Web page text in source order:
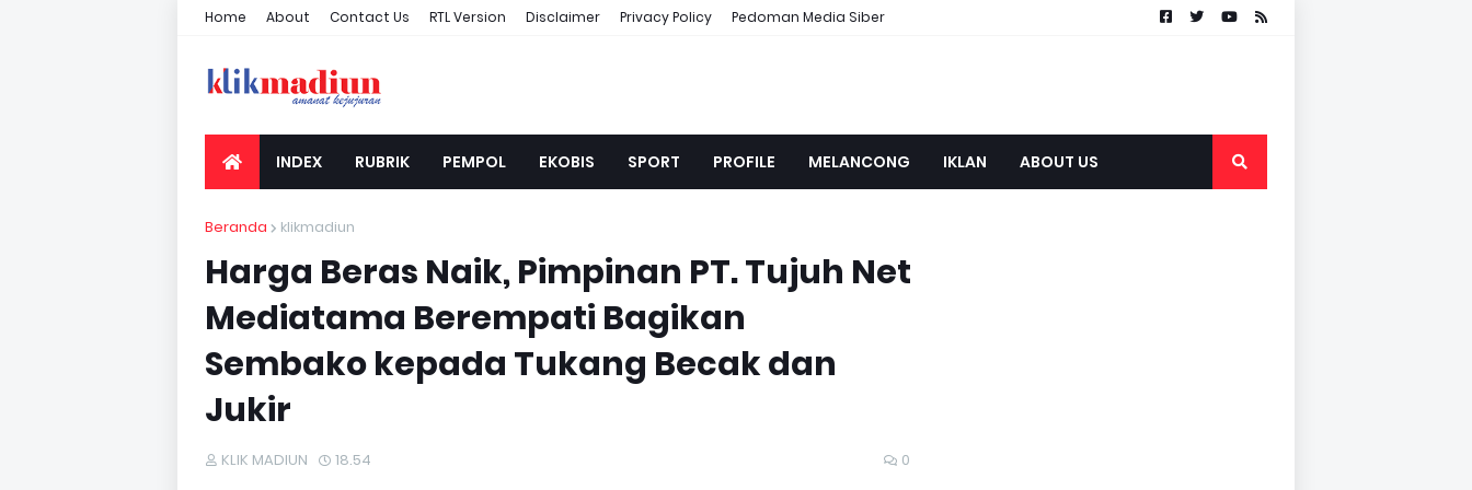
Home About Contact Us RTL Version Disclaimer Privacy Policy Pedoman Media Siber
INDEX RUBRIK PEMPOL EKOBIS SPORT PROFILE MELANCONG IKLAN ABOUT US
Beranda klikmadiun
Harga Beras Naik, Pimpinan PT. Tujuh Net
Mediatama Berempati Bagikan
Sembako kepada Tukang Becak dan
Jukir
KLIK MADIUN 18.54 0